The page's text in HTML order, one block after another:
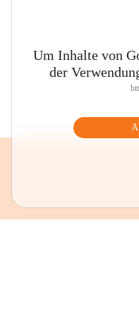
Um Inhalte von
der